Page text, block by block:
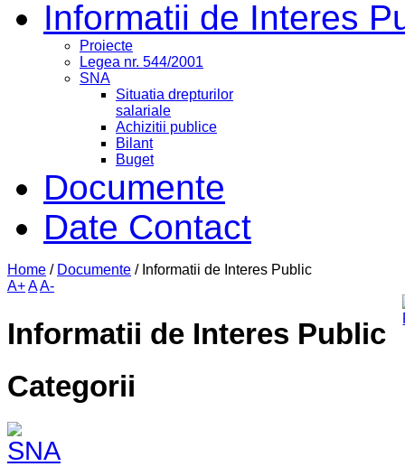
Informatii de Interes
Proiecte
Legea nr. 544/2001
SNA
Situatia drepturilor
salariale
Achizitii publice
Bilant
Buget
Documente
Date Contact
Home / Documente / Informatii de Interes Public
A+AA-
Informatii de Interes Public
Categorii